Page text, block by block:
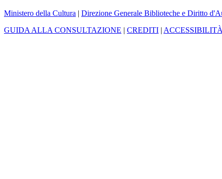
Ministero della Cultura | Direzione Generale Biblioteche e Diritto
GUIDA ALLA CONSULTAZIONE | CREDITI |